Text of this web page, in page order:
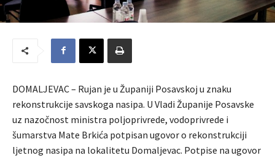
DOMALJEVAC – Rujan je u Županiji Posavskoj u znaku
rekonstrukcije savskoga nasipa. U Vladi Županije Posavske
uz nazočnost ministra poljoprivrede, vodoprivrede i
šumarstva Mate Brkića potpisan ugovor o rekonstrukciji
ljetnog nasipa na lokalitetu Domaljevac. Potpise na ugovor